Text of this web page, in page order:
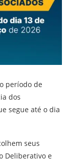
período de
dos
segue até o dia
seus
Deliberativo e